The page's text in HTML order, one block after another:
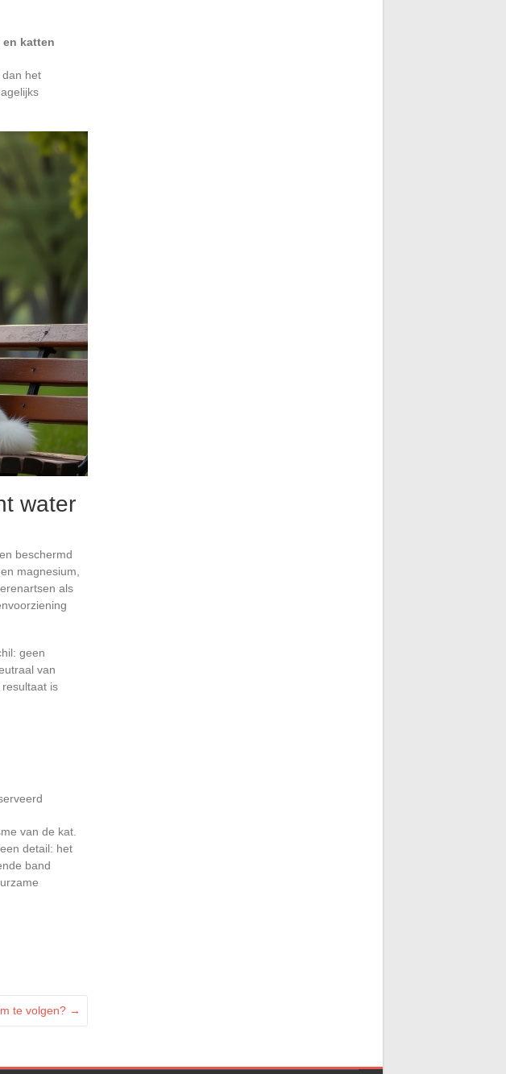
en katten
dan het
water
beschermd
magnesium,
als
geen
van
is
van de kat.
detail: het
band
te volgen? →